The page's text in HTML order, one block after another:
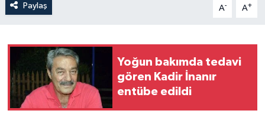
Paylaş A- A+
Yoğun bakımda tedavi
gören Kadir İnanır
entübe edildi